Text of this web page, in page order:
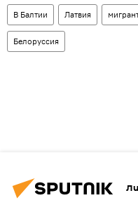
В Балтии Латвия
Белоруссия